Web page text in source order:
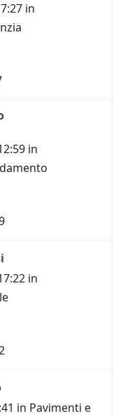
in
in
in
in Pavimenti e